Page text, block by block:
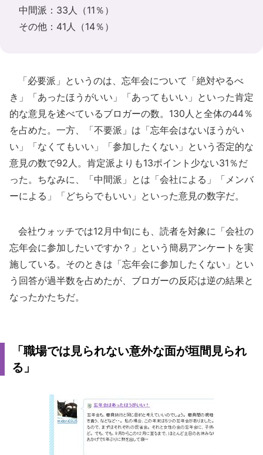
中間派：33人（11％）
その他：41人（14％）
「必要派」というのは、忘年会について「絶対やるべ
き」「あったほうがいい」「あってもいい」といった肯定
的な意見を述べているブロガーの数。130人と全体の44％
を占めた。一方、「不要派」は「忘年会はないほうがい
い」「なくてもいい」「参加したくない」という否定的な
意見の数で92人。肯定派よりも13ポイント少ない31％だ
った。ちなみに、「中間派」とは「会社による」「メンバ
ーによる」「どちらでもいい」といった意見の数字だ。
会社ウォッチでは12月中旬にも、読者を対象に「会社の
忘年会に参加したいですか？」という簡易アンケートを実
施している。そのときは「忘年会に参加したくない」とい
う回答が過半数を占めたが、ブロガーの反応は逆の結果と
なったかたちだ。
「職場では見られない意外な面が垣間見られ
る」